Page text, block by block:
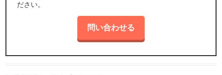
適切な委託先を選定すると共に、委託先においても当社と同等の情
報の保護・管理がなされるべく必要かつ適切な監督を行います。
5.不正アクセスなどへの予防ならびに是正
るセキュリティの確保・向上に努めます。
6.情報主体の権利確保
ださい。